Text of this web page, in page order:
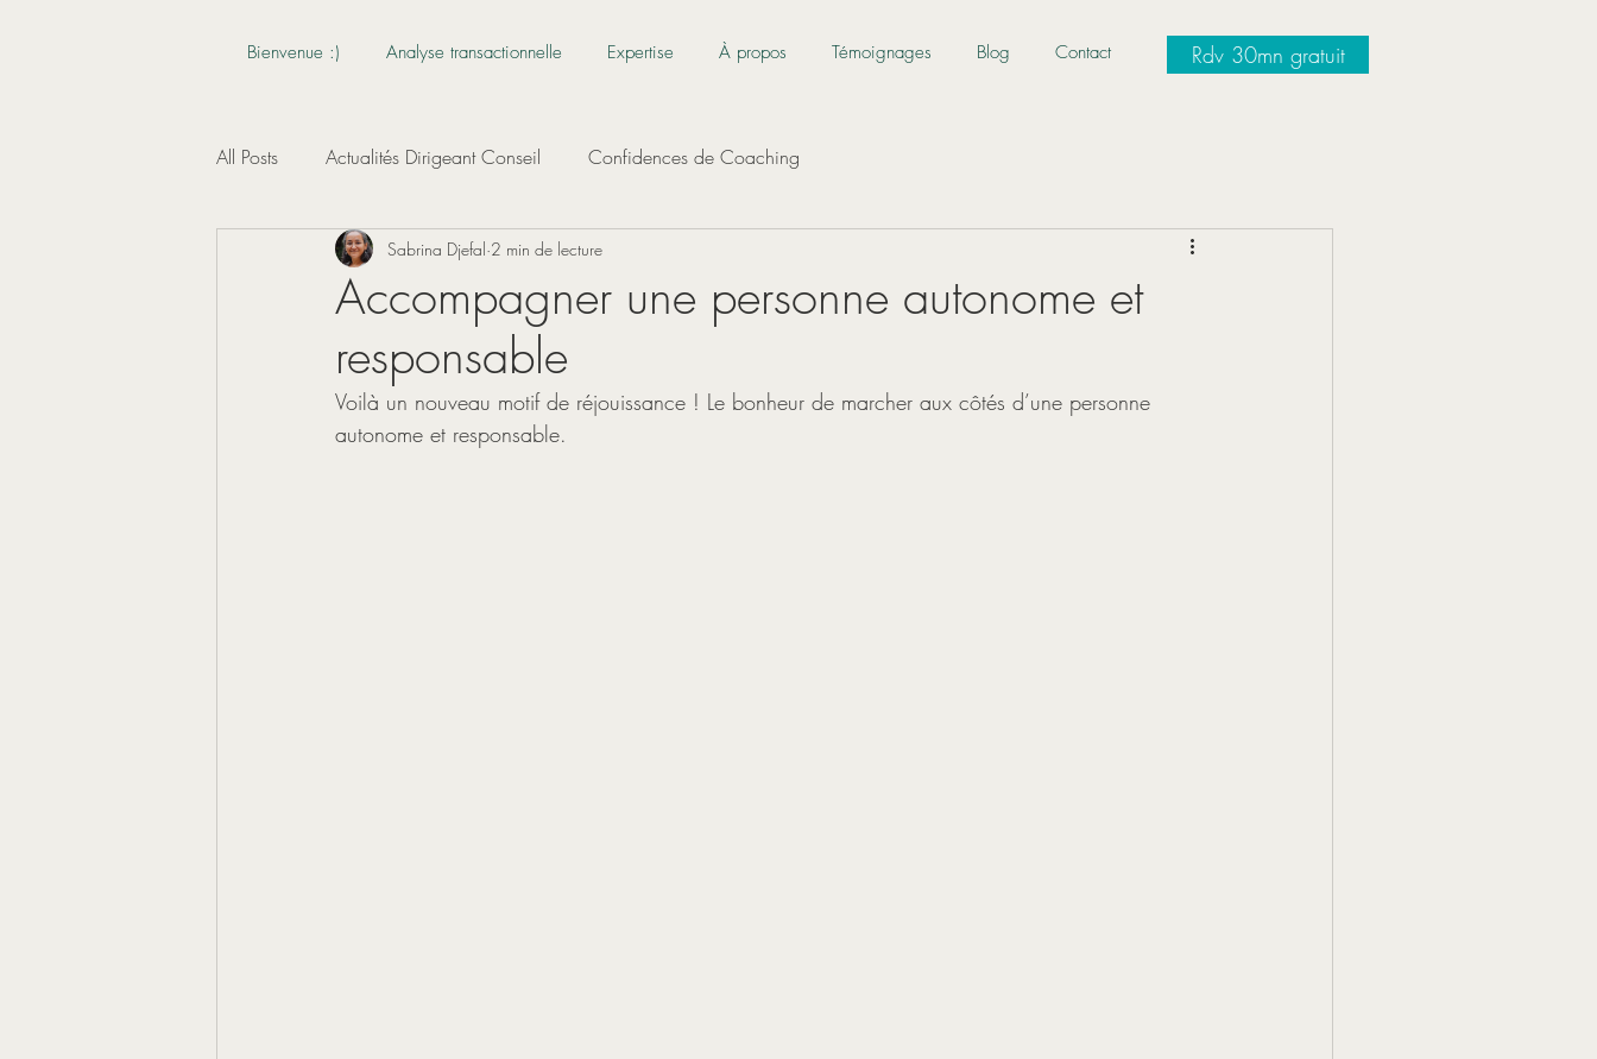
Bienvenue :) Analyse transactionnelle Expertise À propos Témoignages Blog Contact Rdv 30mn gratuit
All Posts Actualités Dirigeant Conseil Confidences de Coaching
Accompagner une personne autonome et
responsable
Sabrina Djefal 2 min de lecture
Voilà un nouveau motif de réjouissance ! Le bonheur de marcher aux côtés d’une personne
autonome et responsable.